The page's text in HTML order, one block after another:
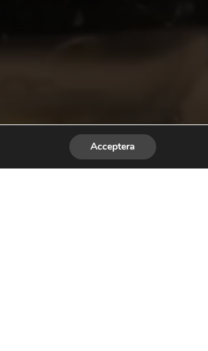
Acceptera